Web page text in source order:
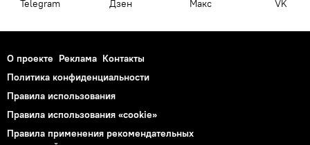
Telegram Дзен Макс VK
О проекте Реклама Контакты
Политика конфиденциальности
Правила использования
Правила использования «cookie»
Правила применения рекомендательных